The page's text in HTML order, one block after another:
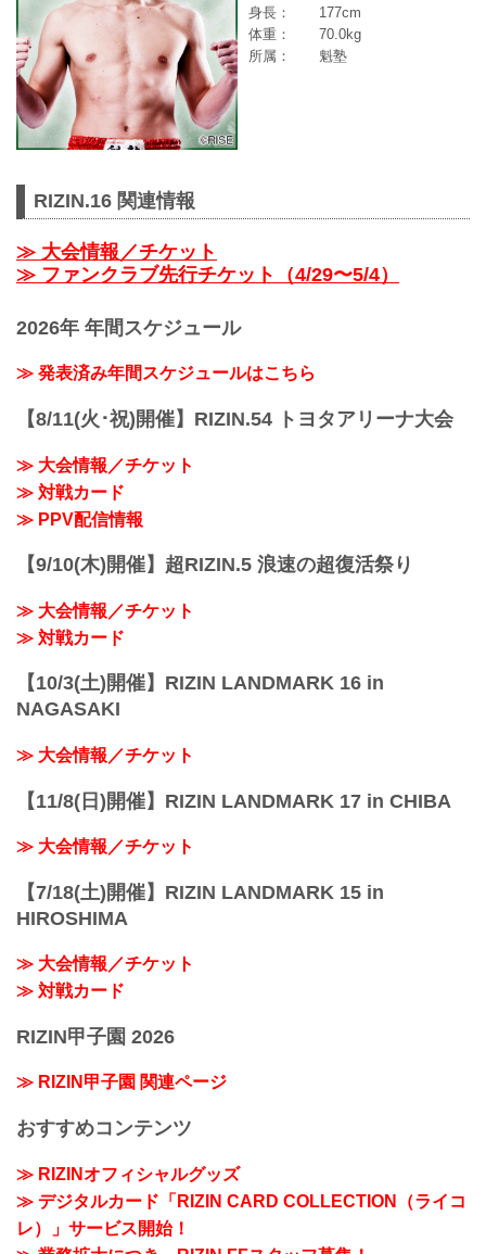
身長： 177cm
体重： 70.0kg
所属： 魁塾
RIZIN.16 関連情報
≫ 大会情報／チケット
≫ ファンクラブ先行チケット（4/29〜5/4）
2026年 年間スケジュール
≫ 発表済み年間スケジュールはこちら
【8/11(火･祝)開催】RIZIN.54 トヨタアリーナ大会
≫ 大会情報／チケット
≫ 対戦カード
≫ PPV配信情報
【9/10(木)開催】超RIZIN.5 浪速の超復活祭り
≫ 大会情報／チケット
≫ 対戦カード
【10/3(土)開催】RIZIN LANDMARK 16 in
NAGASAKI
≫ 大会情報／チケット
【11/8(日)開催】RIZIN LANDMARK 17 in CHIBA
≫ 大会情報／チケット
【7/18(土)開催】RIZIN LANDMARK 15 in
HIROSHIMA
≫ 大会情報／チケット
≫ 対戦カード
RIZIN甲子園 2026
≫ RIZIN甲子園 関連ページ
おすすめコンテンツ
≫ RIZINオフィシャルグッズ
≫ デジタルカード「RIZIN CARD COLLECTION（ライコ
レ）」サービス開始！